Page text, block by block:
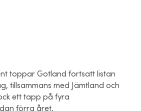
toppar Gotland fortsatt listan
tillsammans med Jämtland och
ett tapp på fyra
förra året.